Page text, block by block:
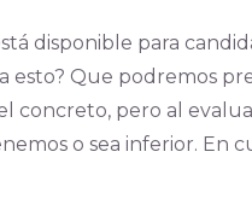
disponible para
esto? Que podremos
concreto, pero al
o sea inferior. En